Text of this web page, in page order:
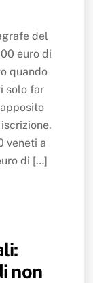
del
euro di
quando
solo far
veneti a
di […]
non